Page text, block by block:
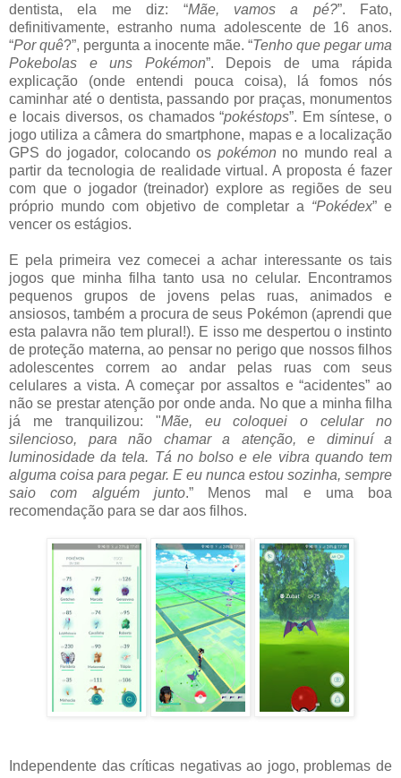
dentista, ela me diz: “Mãe, vamos a pé?”. Fato,
definitivamente, estranho numa adolescente de 16 anos.
“Por quê?”, pergunta a inocente mãe. “Tenho que pegar uma
Pokebolas e uns Pokémon”. Depois de uma rápida
explicação (onde entendi pouca coisa), lá fomos nós
caminhar até o dentista, passando por praças, monumentos
e locais diversos, os chamados “pokéstops”. Em síntese, o
jogo utiliza a câmera do smartphone, mapas e a localização
GPS do jogador, colocando os pokémon no mundo real a
partir da tecnologia de realidade virtual. A proposta é fazer
com que o jogador (treinador) explore as regiões de seu
próprio mundo com objetivo de completar a “Pokédex” e
vencer os estágios.
E pela primeira vez comecei a achar interessante os tais
jogos que minha filha tanto usa no celular. Encontramos
pequenos grupos de jovens pelas ruas, animados e
ansiosos, também a procura de seus Pokémon (aprendi que
esta palavra não tem plural!). E isso me despertou o instinto
de proteção materna, ao pensar no perigo que nossos filhos
adolescentes correm ao andar pelas ruas com seus
celulares a vista. A começar por assaltos e “acidentes” ao
não se prestar atenção por onde anda. No que a minha filha
já me tranquilizou: "Mãe, eu coloquei o celular no
silencioso, para não chamar a atenção, e diminuí a
luminosidade da tela. Tá no bolso e ele vibra quando tem
alguma coisa para pegar. E eu nunca estou sozinha, sempre
saio com alguém junto.” Menos mal e uma boa
recomendação para se dar aos filhos.
Independente das críticas negativas ao jogo, problemas de